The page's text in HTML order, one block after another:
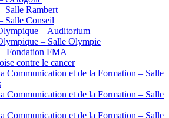
Salle Rambert
Salle Conseil
– Auditorium
– Salle Olympie
Fondation FMA
contre le cancer
Communication et de la Formation – Salle
Communication et de la Formation – Salle
Communication et de la Formation – Salle